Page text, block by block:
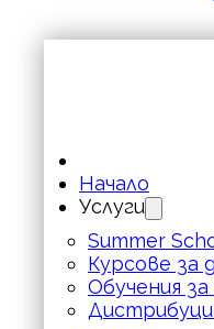
Начало
Услуги
Summer
Курсове за
Обучения